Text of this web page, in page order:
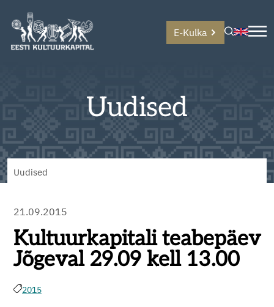
E-Kulka
Uudised
Uudised
21.09.2015
Kultuurkapitali teabepäev
Jõgeval 29.09 kell 13.00
2015